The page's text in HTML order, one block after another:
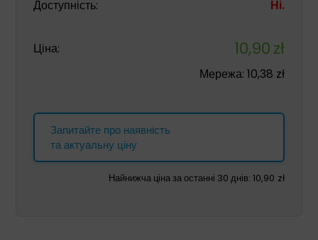
Доступність: Ні.
Ціна: 10,90zł
Мережа: 10,38 zł
Запитайте про наявність
та актуальну ціну
Найнижча ціна за останні 30 днів: 10,90 zł